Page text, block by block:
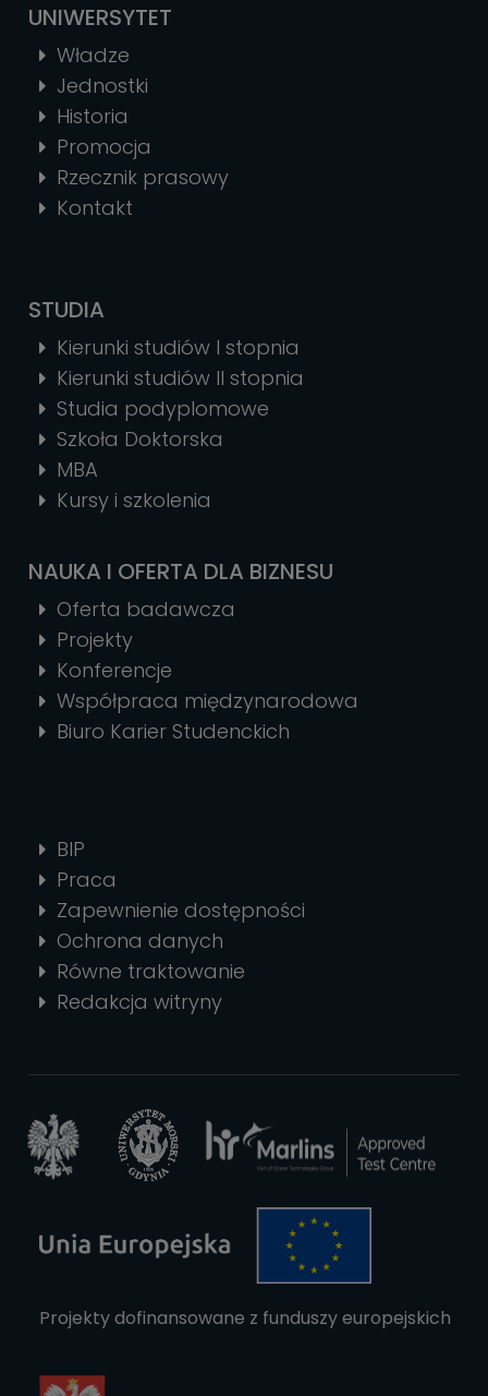
UNIWERSYTET
Władze
Jednostki
Historia
Promocja
Rzecznik prasowy
Kontakt
STUDIA
Kierunki studiów I stopnia
Kierunki studiów II stopnia
Studia podyplomowe
Szkoła Doktorska
MBA
Kursy i szkolenia
NAUKA I OFERTA DLA BIZNESU
Oferta badawcza
Projekty
Konferencje
Współpraca międzynarodowa
Biuro Karier Studenckich
BIP
Praca
Zapewnienie dostępności
Ochrona danych
Równe traktowanie
Redakcja witryny
Projekty dofinansowane z funduszy europejskich